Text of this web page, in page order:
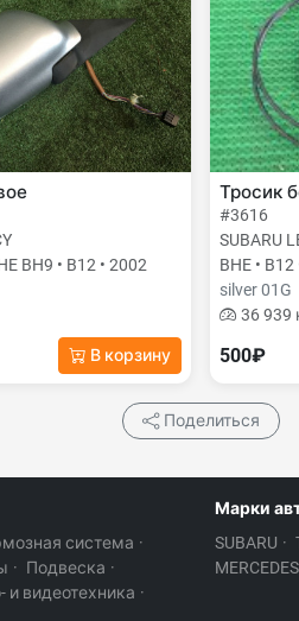
BH9 • B12 • 2002
В корзину
Тросик
#3616
SUBARU
BHE • B12
silver 01G
36 939
500₽
Поделиться
система ·
· Подвеска ·
и видеотехника ·
Марки
SUBARU ·